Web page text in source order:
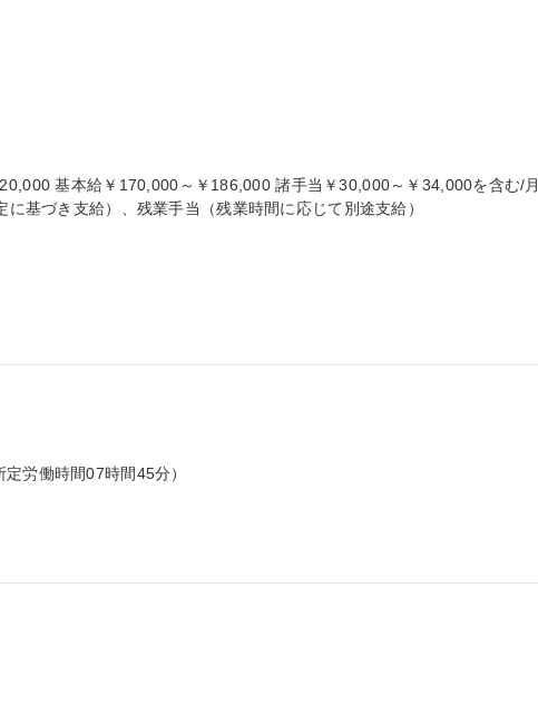
基本給￥170,000～￥186,000 諸手当￥30,000～￥34,000を含む/月
基づき支給）、残業手当（残業時間に応じて別途支給）
労働時間07時間45分）